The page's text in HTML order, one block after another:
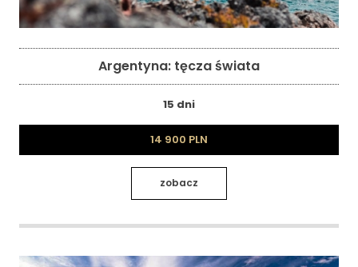
Argentyna: tęcza świata
15 dni
14 900 PLN
zobacz